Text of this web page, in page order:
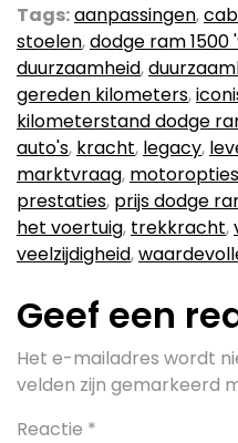
Tags:aanpassingen,
stoelen,dodge ram 1500
duurzaamheid,
gereden kilometers,
kilometerstand dodge
auto's, kracht, legacy,
marktvraag, motoropties
prestaties, prijs dodge
het voertuig, trekkracht,
veelzijdigheid,
Geef een
Het e-mailadres wordt
velden zijn gemarkeerd
Reactie *